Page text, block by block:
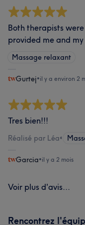
Both therapists
provided me and
Massage relaxant
Gurtej•il y a environ 2
Tres bien!!!
Réalisé par Léa•
Garcia•il y a 2 mois
Voir plus d'avis...
Rencontrez